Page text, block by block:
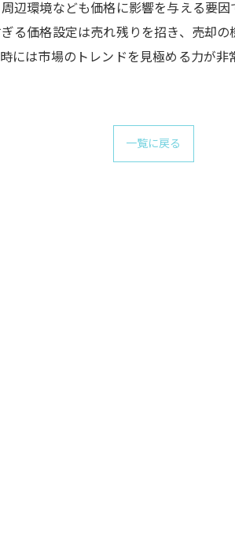
辺環境なども価格に影響を与える要
る価格設定は売れ残りを招き、売却
には市場のトレンドを見極める力が
一覧に戻る